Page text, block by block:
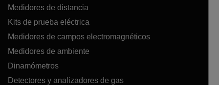
Medidores de distancia
Kits de prueba eléctrica
Medidores de campos electromagnéticos
Medidores de ambiente
Dinamómetros
Detectores y analizadores de gas